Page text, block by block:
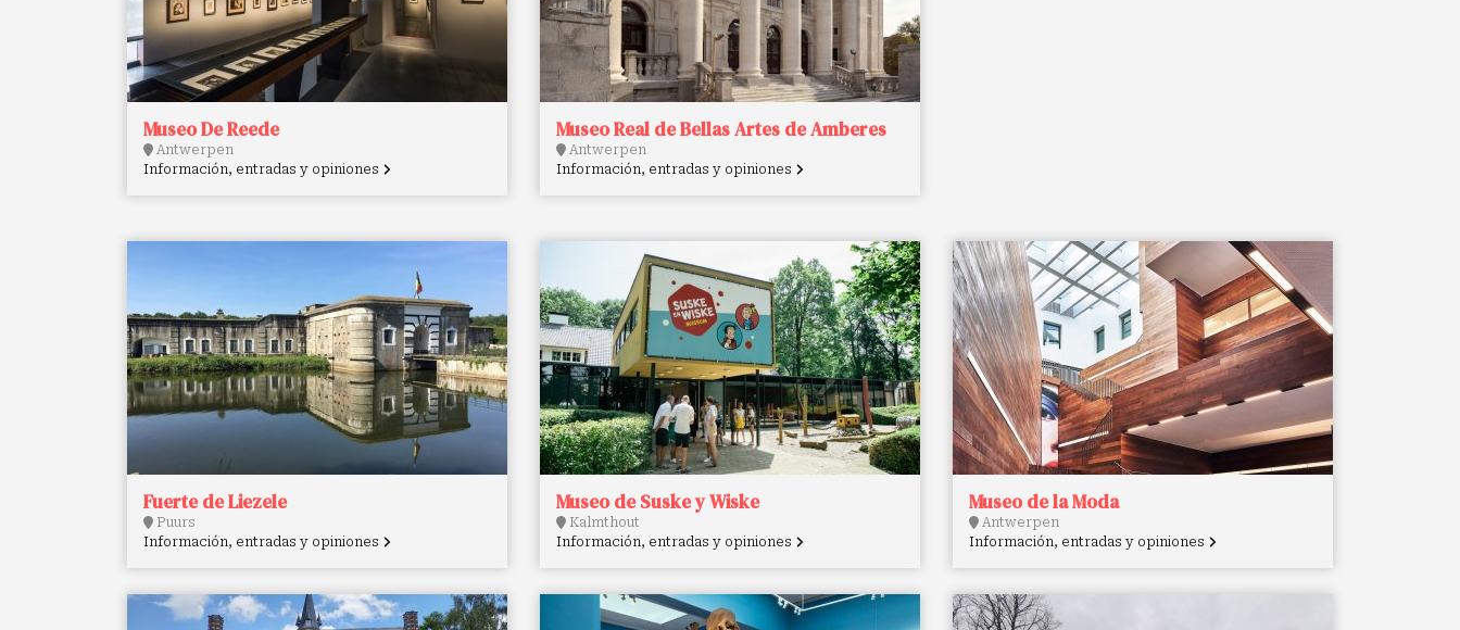
Museo De Reede
Antwerpen
Información, entradas y opiniones
Museo Real de Bellas Artes de Amberes
Antwerpen
Información, entradas y opiniones
Fuerte de Liezele
Puurs
Información, entradas y opiniones
Museo de Suske y Wiske
Kalmthout
Información, entradas y opiniones
Museo de la Moda
Antwerpen
Información, entradas y opiniones